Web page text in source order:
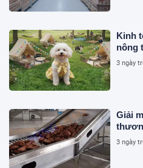
Kinh
nông
3 ngày
Giải
3 ngày